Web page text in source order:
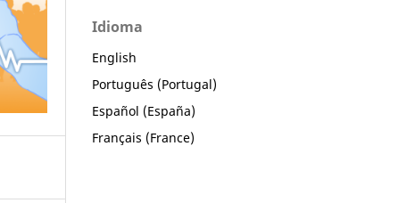
Idioma
English
Português (Portugal)
Español (España)
Français (France)